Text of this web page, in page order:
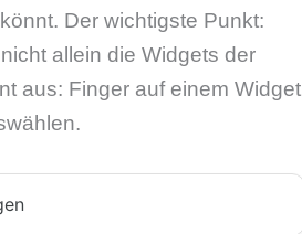
Der wichtigste Punkt:
allein die Widgets der
aus: Finger auf einem Widget